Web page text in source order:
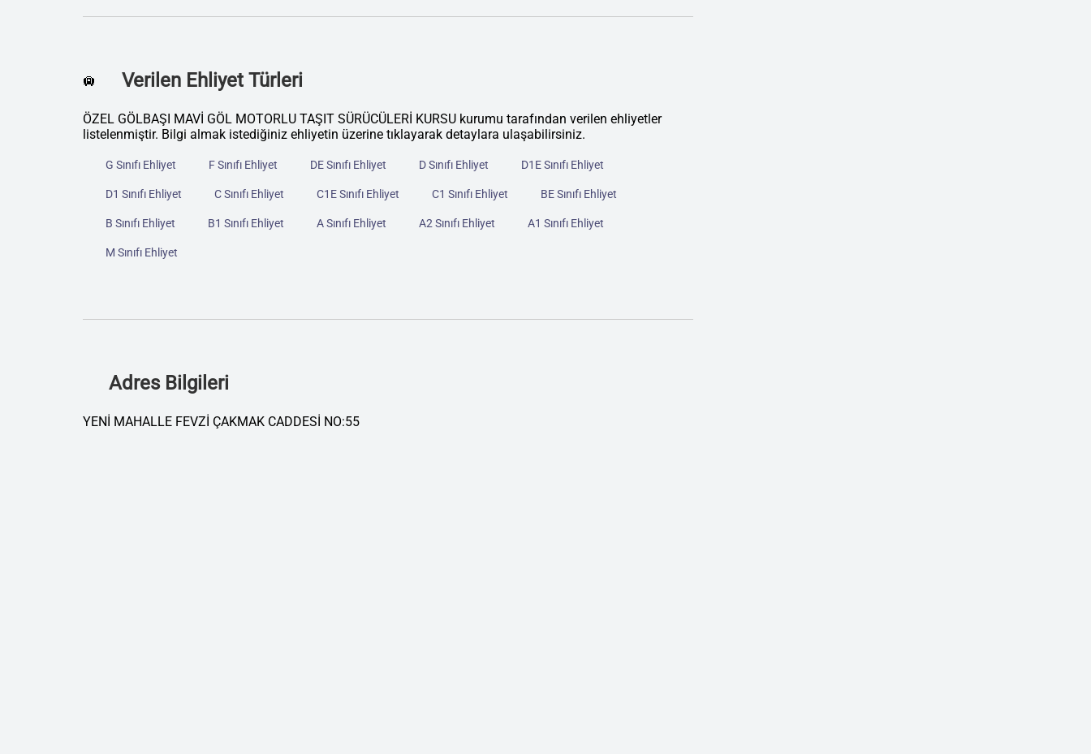
🛄 Verilen Ehliyet Türleri
ÖZEL GÖLBAŞI MAVİ GÖL MOTORLU TAŞIT SÜRÜCÜLERİ KURSU kurumu tarafından verilen ehliyetler
listelenmiştir. Bilgi almak istediğiniz ehliyetin üzerine tıklayarak detaylara ulaşabilirsiniz.
G Sınıfı Ehliyet F Sınıfı Ehliyet DE Sınıfı Ehliyet D Sınıfı Ehliyet D1E Sınıfı Ehliyet
D1 Sınıfı Ehliyet C Sınıfı Ehliyet C1E Sınıfı Ehliyet C1 Sınıfı Ehliyet BE Sınıfı Ehliyet
B Sınıfı Ehliyet B1 Sınıfı Ehliyet A Sınıfı Ehliyet A2 Sınıfı Ehliyet A1 Sınıfı Ehliyet
M Sınıfı Ehliyet
Adres Bilgileri
YENİ MAHALLE FEVZİ ÇAKMAK CADDESİ NO:55